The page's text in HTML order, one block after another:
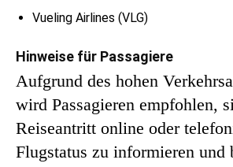
Vueling Airlines (VLG)
Hinweise für Passagiere
Aufgrund des hohen
wird Passagieren empfohlen,
Reiseantritt online oder
Flugstatus zu informieren und